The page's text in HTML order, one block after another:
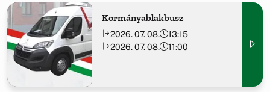
Kormányablakbusz
2026. 07. 08.
13:15
2026. 07. 08.
11:00